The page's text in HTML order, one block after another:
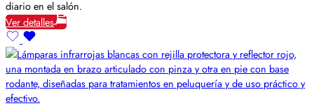
diario en el salón.
Ver detalles